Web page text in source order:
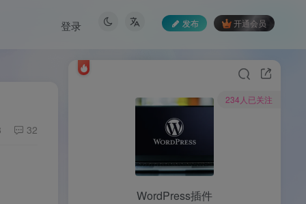
发布 开通会员
登录
32
234人已关注
WordPress插件